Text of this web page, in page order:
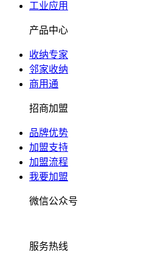
工业应用
产品中心
收纳专家
邻家收纳
商用通
招商加盟
品牌优势
加盟支持
加盟流程
我要加盟
微信公众号
服务热线